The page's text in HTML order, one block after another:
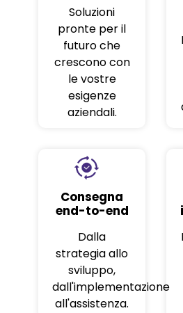
Soluzioni
pronte per il
futuro che
crescono con
le vostre
esigenze
aziendali.
Consegna
end-to-end
Dalla
strategia allo
sviluppo,
dall'implementazione
all'assistenza.